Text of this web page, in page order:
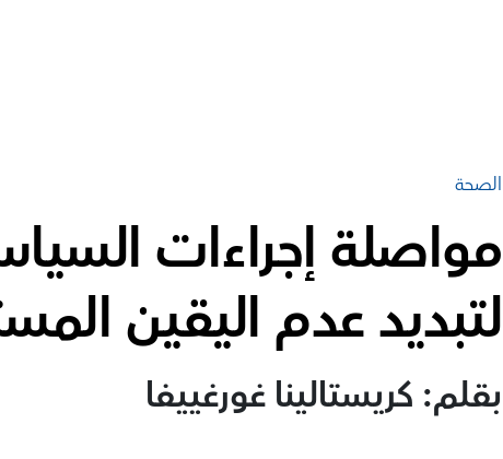
الصحة
مواصلة إجراءات
لتبديد عدم اليقين
بقلم: كريستالينا غورغييفا